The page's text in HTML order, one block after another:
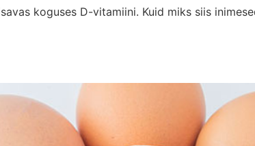
koguses D-vitamiini. Kuid miks siis